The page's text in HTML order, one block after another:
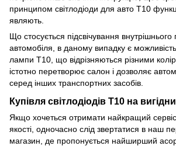
принципом світлодіоди для авто T10
являють.
Що стосується підсвічування внутрішнього
автомобіля, в даному випадку є можливість
лампи Т10, що відрізняються різними
істотно перетворює салон і дозволяє
серед інших транспортних засобів.
Купівля світлодіодів Т10 на
Якщо хочеться отримати найкращий сервіс
якості, одночасно слід звертатися в наш
магазин, де пропонується найширший